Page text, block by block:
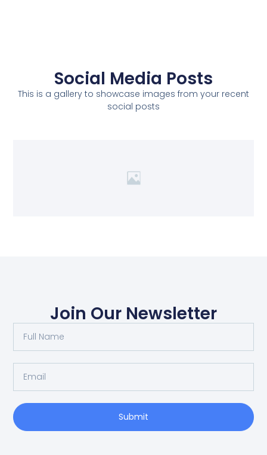
Social Media Posts
This is a gallery to showcase images from your recent
social posts
Join Our Newsletter
Submit